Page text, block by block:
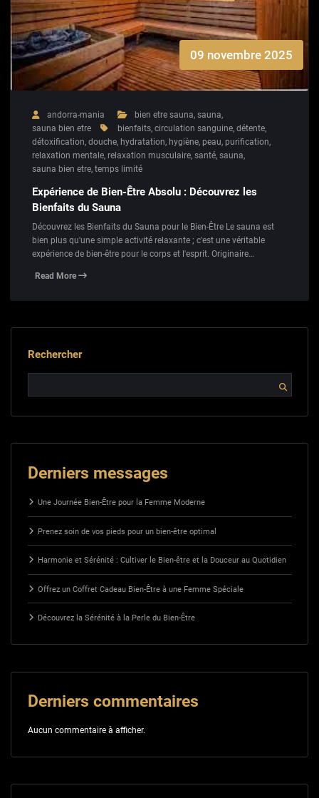
09 novembre 2025
andorra-mania bien etre sauna, sauna,
sauna bien etre
bienfaits, circulation sanguine, détente,
détoxification, douche, hydratation, hygiène, peau, purification,
relaxation mentale, relaxation musculaire, santé, sauna,
sauna bien etre, temps limité
Expérience de Bien-Être Absolu : Découvrez les
Bienfaits du Sauna
Découvrez les Bienfaits du Sauna pour le Bien-Être Le sauna est
bien plus qu'une simple activité relaxante ; c'est une véritable
expérience de bien-être pour le corps et l'esprit. Originaire…
Read More
Rechercher
Derniers messages
Une Journée Bien-Être pour la Femme Moderne
Prenez soin de vos pieds pour un bien-être optimal
Harmonie et Sérénité : Cultiver le Bien-être et la Douceur au Quotidien
Offrez un Coffret Cadeau Bien-Être à une Femme Spéciale
Découvrez la Sérénité à la Perle du Bien-Être
Derniers commentaires
Aucun commentaire à afficher.